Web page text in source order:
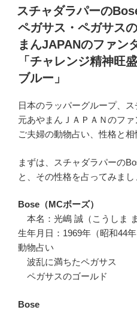
稿
日:
スチャダラパーの
ペガサス・ペガサス
まんJAPANのファン
「チャレンジ精神旺
ブルー」
日本のラッパーグループ、ス
元あやまんＪＡＰＡＮのファ
ご夫婦の動物占い、性格と相
まずは、スチャダラパーの
と、その性格を占ってみまし
Bose（MCボーズ）
本名：光嶋 誠（こうしま ま
生年月日：1969年（昭和44
動物占い
波乱に満ちたペガサス
ペガサスのゴールド
Bose